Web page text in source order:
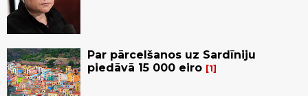
Par pārcelšanos uz Sardīniju
piedāvā 15 000 eiro
1